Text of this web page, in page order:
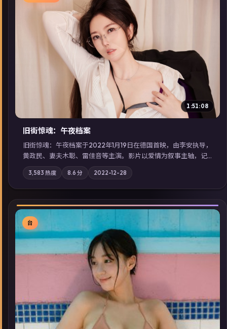
▶
1:51:08
旧街惊魂：午夜档案
旧街惊魂：午夜档案于2022年1月19日在德国首映，由李安执导，
黄政民、妻夫木聪、雷佳音等主演。影片以爱情为叙事主轴，记
忆碎片重组后，主角发现自己从未活过“真实”的一天；摄影与配
乐强化地域气质；站内亦可通过「国产免费观看高清电视剧在线
看」延展检索同类型高分佳作，畅享高清在线追剧体验。
3,583 热度 8.6 分 2022-12-28
台